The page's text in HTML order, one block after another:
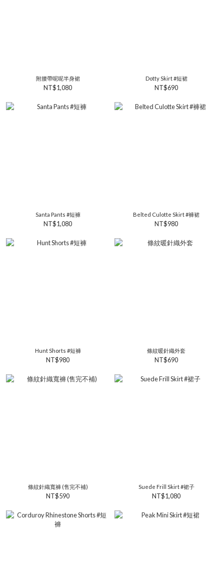
附腰帶呢呢半身裙
NT$1,080
Dotty Skirt #短裙
NT$690
Santa Pants #短褲
NT$1,080
Belted Culotte Skirt #褲裙
NT$980
Hunt Shorts #短褲
NT$980
條紋暖針織外套
NT$690
條紋針織寬褲 (售完不補)
NT$590
Suede Frill Skirt #裙子
NT$1,080